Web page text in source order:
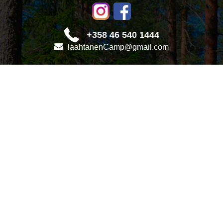
+358 46 540 1444
laahtanenCamp@gmail.com